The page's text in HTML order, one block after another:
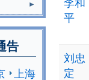
告
上海
平
刘忠
定